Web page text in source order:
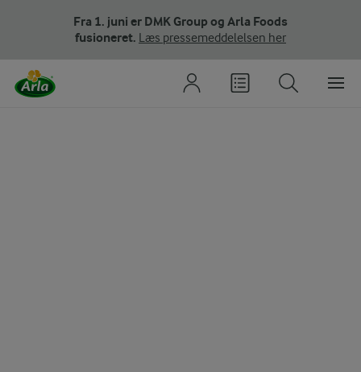
Fra 1. juni er DMK Group og Arla Foods
fusioneret. Læs pressemeddelelsen her